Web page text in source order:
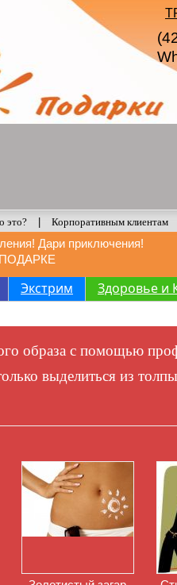
это? Корпоративным клиентам
Дари приключения!
Экстрим
Здоровье и
образа с помощью
выделиться из